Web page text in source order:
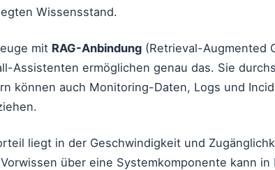
Wissensstand.
mit RAG-Anbindung (Retrieval-Augmented
Assistenten ermöglichen genau das. Sie
können auch Monitoring-Daten, Logs und
liegt in der Geschwindigkeit und
über eine Systemkomponente kann